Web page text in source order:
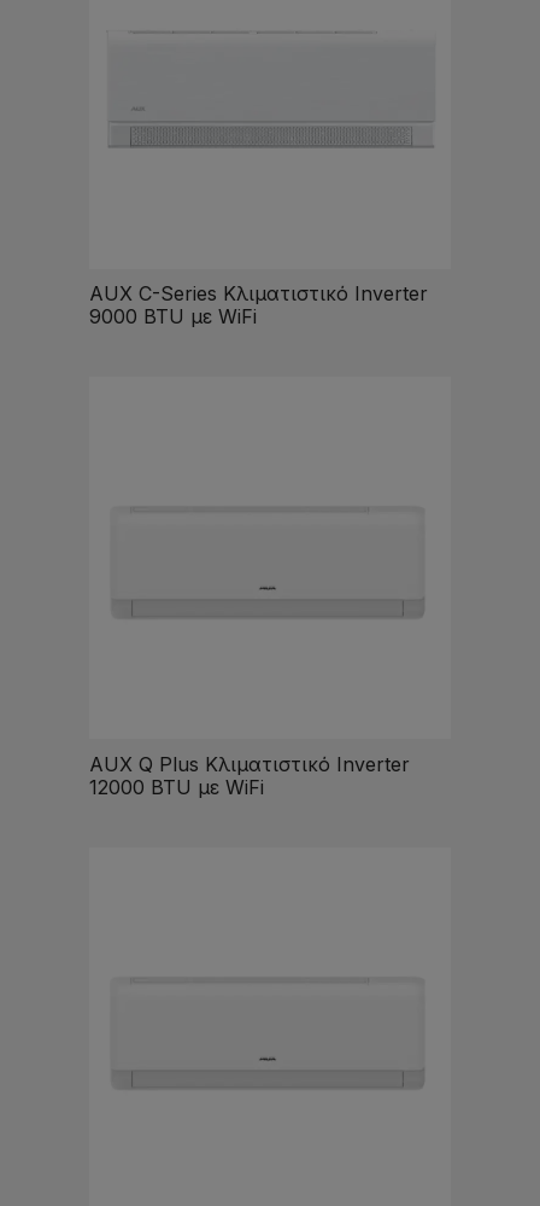
AUX C-Series Κλιματιστικό Inverter
9000 BTU με WiFi
AUX Q Plus Κλιματιστικό Inverter
12000 BTU με WiFi